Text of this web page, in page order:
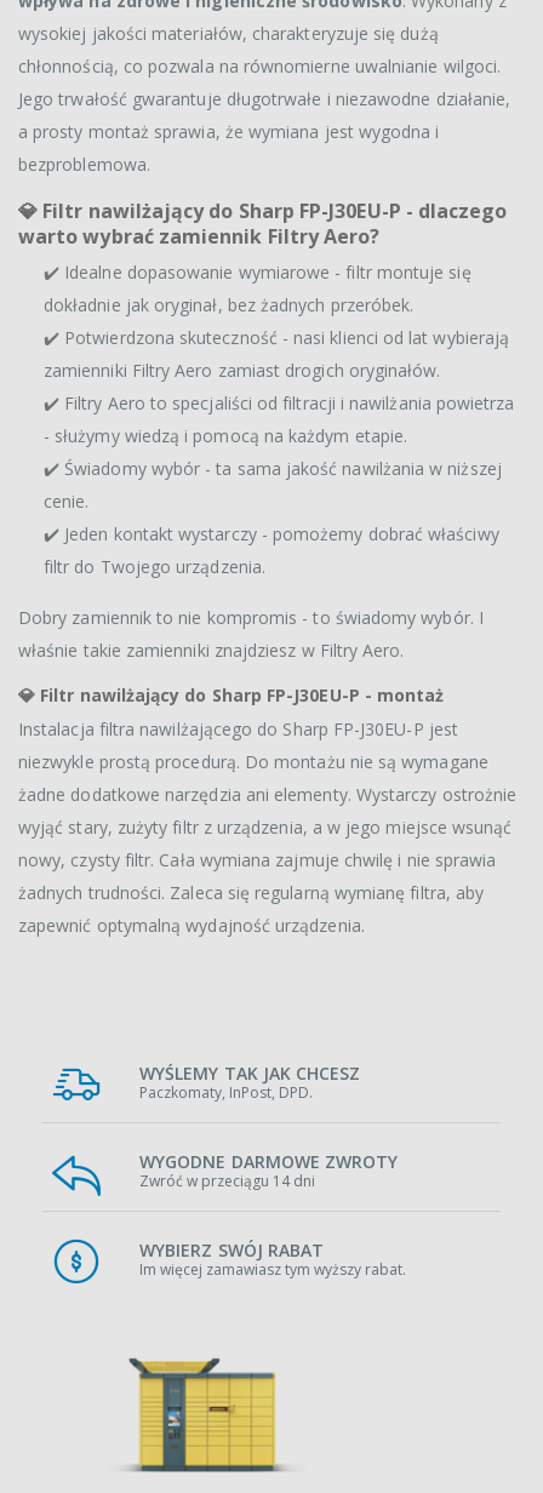
wysokiej jakości materiałów, charakteryzuje się dużą
chłonnością, co pozwala na równomierne uwalnianie wilgoci.
Jego trwałość gwarantuje długotrwałe i niezawodne działanie,
a prosty montaż sprawia, że wymiana jest wygodna i
bezproblemowa.
💎 Filtr nawilżający do Sharp FP-J30EU-P - dlaczego
warto wybrać zamiennik Filtry Aero?
✔️ Idealne dopasowanie wymiarowe - filtr montuje się
dokładnie jak oryginał, bez żadnych przeróbek.
✔️ Potwierdzona skuteczność - nasi klienci od lat wybierają
zamienniki Filtry Aero zamiast drogich oryginałów.
✔️ Filtry Aero to specjaliści od filtracji i nawilżania powietrza
- służymy wiedzą i pomocą na każdym etapie.
✔️ Świadomy wybór - ta sama jakość nawilżania w niższej
cenie.
✔️ Jeden kontakt wystarczy - pomożemy dobrać właściwy
filtr do Twojego urządzenia.
Dobry zamiennik to nie kompromis - to świadomy wybór. I
właśnie takie zamienniki znajdziesz w Filtry Aero.
💎 Filtr nawilżający do Sharp FP-J30EU-P - montaż
Instalacja filtra nawilżającego do Sharp FP-J30EU-P jest
niezwykle prostą procedurą. Do montażu nie są wymagane
żadne dodatkowe narzędzia ani elementy. Wystarczy ostrożnie
wyjąć stary, zużyty filtr z urządzenia, a w jego miejsce wsunąć
nowy, czysty filtr. Cała wymiana zajmuje chwilę i nie sprawia
żadnych trudności. Zaleca się regularną wymianę filtra, aby
zapewnić optymalną wydajność urządzenia.
WYŚLEMY TAK JAK CHCESZ
Paczkomaty, InPost, DPD.
WYGODNE DARMOWE ZWROTY
Zwróć w przeciągu 14 dni
WYBIERZ SWÓJ RABAT
Im więcej zamawiasz tym wyższy rabat.